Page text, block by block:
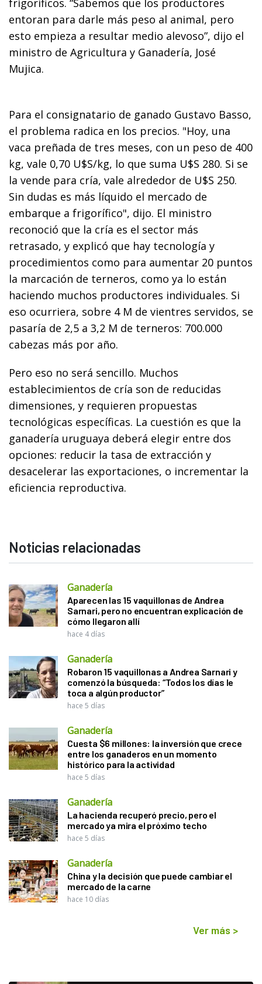
frigoríficos. “Sabemos que los productores
entoran para darle más peso al animal, pero
esto empieza a resultar medio alevoso”, dijo el
ministro de Agricultura y Ganadería, José
Mujica.
Para el consignatario de ganado Gustavo Basso,
el problema radica en los precios. "Hoy, una
vaca preñada de tres meses, con un peso de 400
kg, vale 0,70 U$S/kg, lo que suma U$S 280. Si se
la vende para cría, vale alrededor de U$S 250.
Sin dudas es más líquido el mercado de
embarque a frigorífico", dijo. El ministro
reconoció que la cría es el sector más
retrasado, y explicó que hay tecnología y
procedimientos como para aumentar 20 puntos
la marcación de terneros, como ya lo están
haciendo muchos productores individuales. Si
eso ocurriera, sobre 4 M de vientres servidos, se
pasaría de 2,5 a 3,2 M de terneros: 700.000
cabezas más por año.
Pero eso no será sencillo. Muchos
establecimientos de cría son de reducidas
dimensiones, y requieren propuestas
tecnológicas específicas. La cuestión es que la
ganadería uruguaya deberá elegir entre dos
opciones: reducir la tasa de extracción y
desacelerar las exportaciones, o incrementar la
eficiencia reproductiva.
Noticias relacionadas
Ganadería
Aparecen las 15 vaquillonas de Andrea
Sarnari, pero no encuentran explicación de
cómo llegaron allí
hace 4 días
Ganadería
Robaron 15 vaquillonas a Andrea Sarnari y
comenzó la búsqueda: “Todos los días le
toca a algún productor”
hace 5 días
Ganadería
Cuesta $6 millones: la inversión que crece
entre los ganaderos en un momento
histórico para la actividad
hace 5 días
Ganadería
La hacienda recuperó precio, pero el
mercado ya mira el próximo techo
hace 5 días
Ganadería
China y la decisión que puede cambiar el
mercado de la carne
hace 10 días
Ver más >